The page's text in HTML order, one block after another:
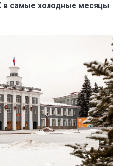
в самые холодные месяцы